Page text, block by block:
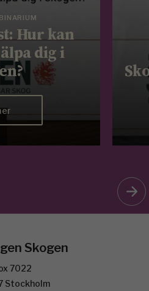
Hur kan
dig i
Skogen
7022
Stockholm